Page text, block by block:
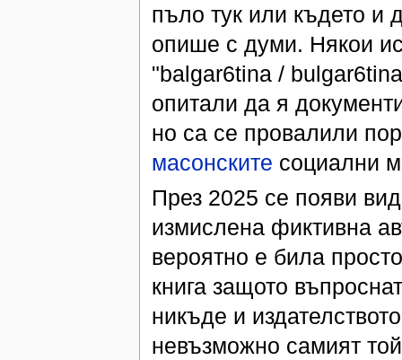
пъло тук или където и
опише с думи. Някои
"balgar6tina /
опитали да я
но са се провалили
масонските социални
През 2025 се появи
измислена фиктивна
вероятно е била
книга защото
никъде и
невъзможно самият